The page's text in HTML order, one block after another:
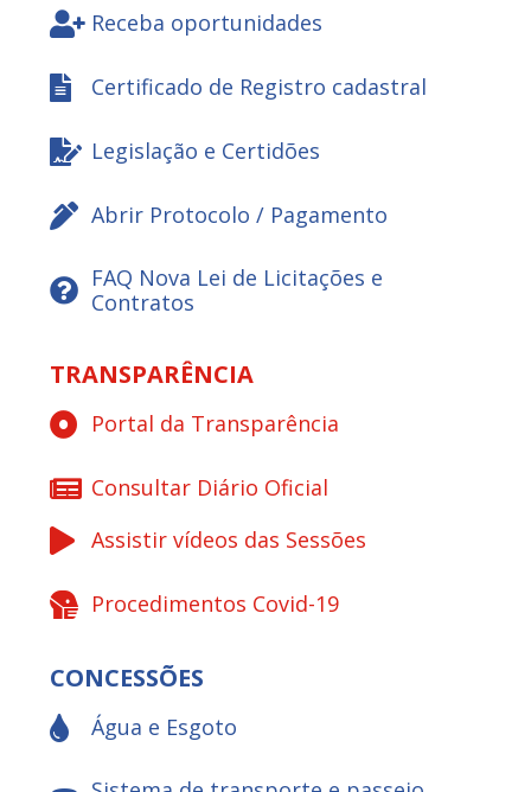
Receba oportunidades
Certificado de Registro cadastral
Legislação e Certidões
Abrir Protocolo / Pagamento
FAQ Nova Lei de Licitações e
Contratos
TRANSPARÊNCIA
Portal da Transparência
Consultar Diário Oficial
Assistir vídeos das Sessões
Procedimentos Covid-19
CONCESSÕES
Água e Esgoto